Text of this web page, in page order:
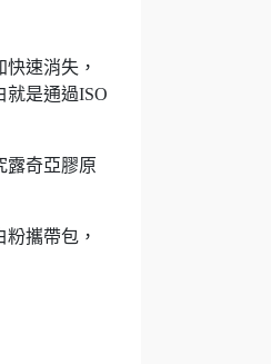
速消失，
是通過ISO
露奇亞膠原
攜帶包，